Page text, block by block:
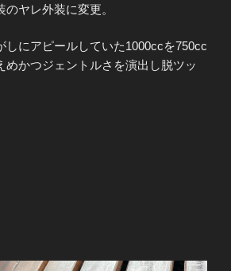
ヤレ外装に変更。
しにアピールしていた1000ccを750cc
めかつジェントルさを演出し脱ツッ